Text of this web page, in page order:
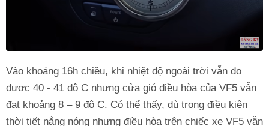
Vào khoảng 16h chiều, khi nhiệt độ ngoài trời vẫn đo
được 40 - 41 độ C nhưng cửa gió điều hòa của VF5 vẫn
đạt khoảng 8 – 9 độ C. Có thể thấy, dù trong điều kiện
thời tiết nắng nóng nhưng điều hòa trên chiếc xe VF5 vẫn